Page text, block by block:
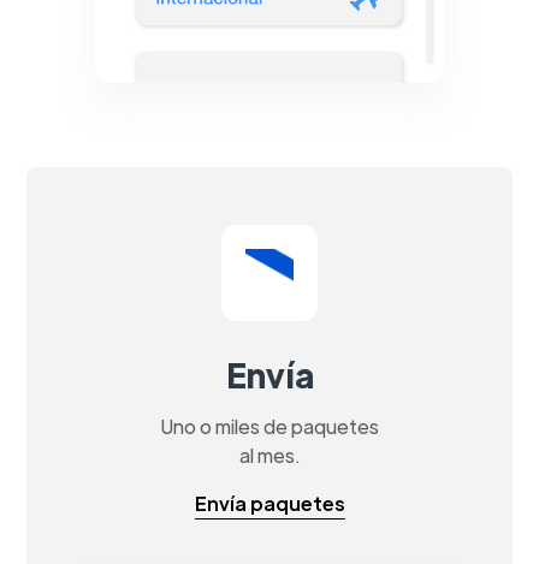
Envía
Uno o miles de paquetes
al mes.
Envía paquetes